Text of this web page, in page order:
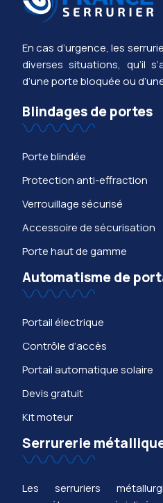
En cas d’urgence, les
diverses situations, qu’il
d’une porte bloquée ou
Blindages de portes
Porte blindée
Protection anti-effraction
Verrouillage sécurisé
Accessoire de sécurisation
Porte haut de gamme
Automatisme de
Portail électrique
Contrôle d’accès
Portail automatique solaire
Devis gratuit
Kit moteur
Serrurerie
Les serruriers